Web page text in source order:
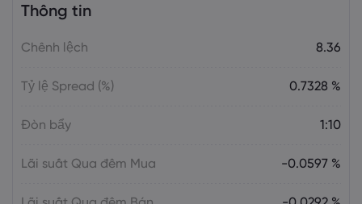
US-EU Relations: Russia Sanctions Unite
Emma Rose
Thông tin
Chênh lệch 8.36
Tỷ lệ Spread (%) 0.7328 %
Đòn bẩy 1:10
Lãi suất Qua đêm Mua -0.0597 %